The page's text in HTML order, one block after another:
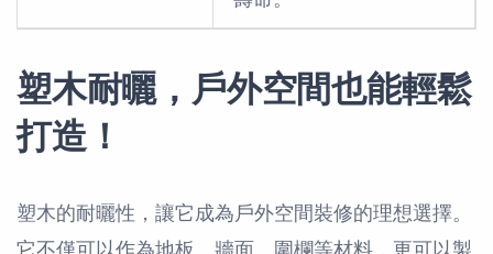
塑木耐曬，戶外空間也能輕鬆
打造！
塑木的耐曬性，讓它成為戶外空間裝修的理想選擇。
它不僅可以作為地板、牆面、圍欄等材料，更可以製